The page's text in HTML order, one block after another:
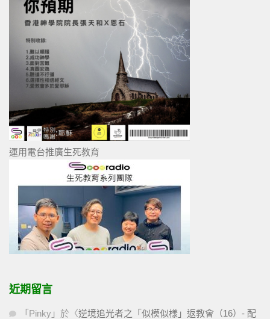
運用電台推廣生死教育
近期留言
「 Pinky 」於〈逆境追光者之「似模似樣」返教會（16）- 配